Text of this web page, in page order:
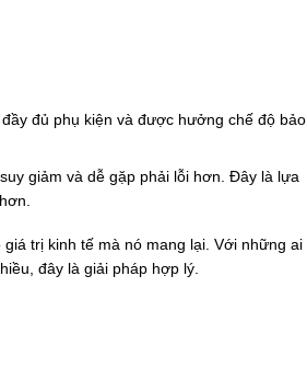
đủ phụ kiện và được hưởng chế độ bảo
giảm và dễ gặp phải lỗi hơn. Đây là lựa
trị kinh tế mà nó mang lại. Với những ai
đây là giải pháp hợp lý.